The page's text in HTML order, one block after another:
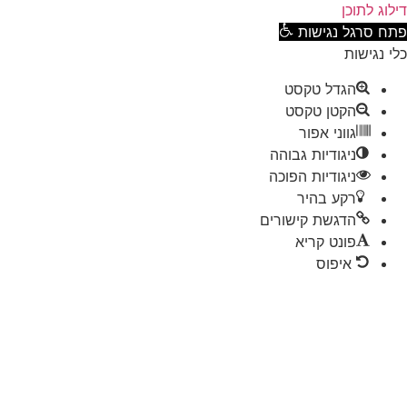
לתוכן
סרגל נגישות
נגישות
הגדל טקסט
הקטן טקסט
גווני אפור
ניגודיות גבוהה
ניגודיות הפוכה
רקע בהיר
הדגשת קישורים
פונט קריא
איפוס